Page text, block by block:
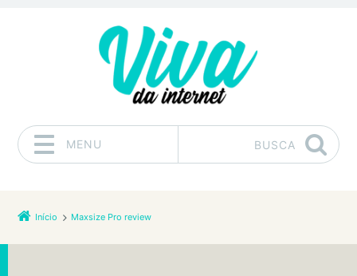
MENU BUSCA
Início Maxsize Pro review